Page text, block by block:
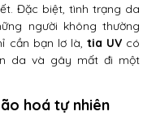
Đặc biệt, tình trạng da
người không thường
cần bạn lơ là, tia UVcó
da và gây mất đi một
hoá tự nhiên